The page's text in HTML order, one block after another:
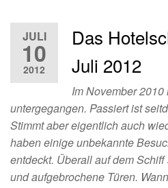
JULI
10
2012
Das
Juli 2012
Im November
untergegangen. Passiert ist
Stimmt aber eigentlich auch
haben einige unbekannte
entdeckt. Überall auf dem
und aufgebrochene Türen.